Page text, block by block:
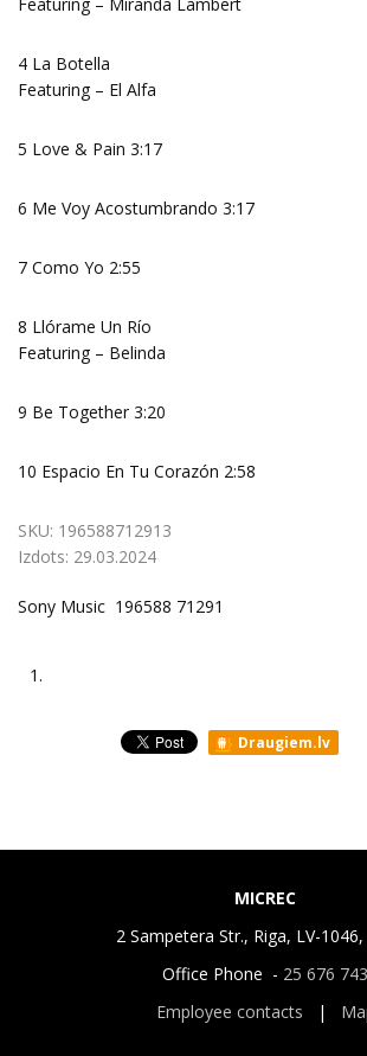
4 La Botella
Featuring – El Alfa
5 Love & Pain 3:17
6 Me Voy Acostumbrando 3:17
7 Como Yo 2:55
8 Llórame Un Río
Featuring – Belinda
9 Be Together 3:20
10 Espacio En Tu Corazón 2:58
SKU: 196588712913
Izdots: 29.03.2024
Sony Music 196588 71291
1.
Draugiem.lv
MICREC
2 Sampetera Str., Riga, LV-
Office Phone - 25 676 743
Employee contacts |